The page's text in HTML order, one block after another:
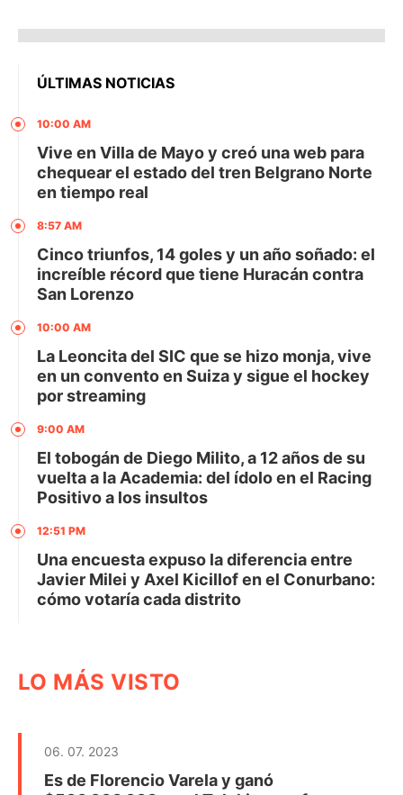
ÚLTIMAS NOTICIAS
10:00 AM
Vive en Villa de Mayo y creó una web para
chequear el estado del tren Belgrano Norte
en tiempo real
8:57 AM
Cinco triunfos, 14 goles y un año soñado: el
increíble récord que tiene Huracán contra
San Lorenzo
10:00 AM
La Leoncita del SIC que se hizo monja, vive
en un convento en Suiza y sigue el hockey
por streaming
9:00 AM
El tobogán de Diego Milito, a 12 años de su
vuelta a la Academia: del ídolo en el Racing
Positivo a los insultos
12:51 PM
Una encuesta expuso la diferencia entre
Javier Milei y Axel Kicillof en el Conurbano:
cómo votaría cada distrito
LO MÁS VISTO
06. 07. 2023
Es de Florencio Varela y ganó